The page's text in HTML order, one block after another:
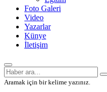
Foto Galeri
Video
Yazarlar
Künye
İletişim
Aramak için bir kelime yazınız.